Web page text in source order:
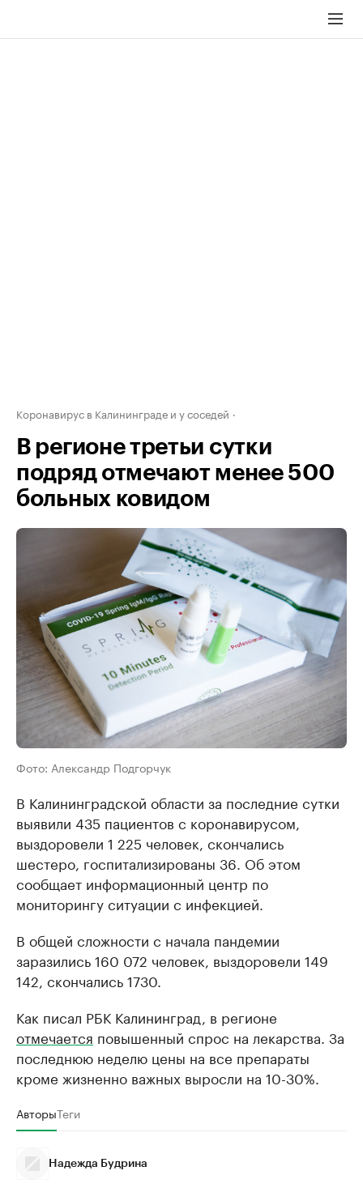
Коронавирус в Калининграде и у соседей
В регионе третьи сутки
подряд отмечают менее 500
больных ковидом
Фото: Александр Подгорчук
В Калининградской области за последние сутки
выявили 435 пациентов с коронавирусом,
выздоровели 1 225 человек, скончались
шестеро, госпитализированы 36. Об этом
сообщает информационный центр по
мониторингу ситуации с инфекцией.
В общей сложности с начала пандемии
заразились 160 072 человек, выздоровели 149
142, скончались 1730.
Как писал РБК Калининград, в регионе
отмечается повышенный спрос на лекарства. За
последнюю неделю цены на все препараты
кроме жизненно важных выросли на 10-30%.
АвторыТеги
Надежда Будрина